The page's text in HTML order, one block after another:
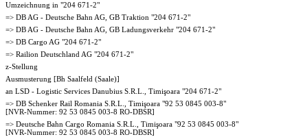
Umzeichnung in "204 671-2"
=> DB AG - Deutsche Bahn AG, GB Traktion "204 671-2"
=> DB AG - Deutsche Bahn AG, GB Ladungsverkehr "204 671-2"
=> DB Cargo AG "204 671-2"
=> Railion Deutschland AG "204 671-2"
z-Stellung
Ausmusterung [Bh Saalfeld (Saale)]
an LSD - Logistic Services Danubius S.R.L., Timişoara "204 671-2"
=> DB Schenker Rail Romania S.R.L., Timişoara "92 53 0845 003-8"
[NVR-Nummer: 92 53 0845 003-8 RO-DBSR]
=> Deutsche Bahn Cargo Romania S.R.L., Timişoara "92 53 0845 003-8"
[NVR-Nummer: 92 53 0845 003-8 RO-DBSR]